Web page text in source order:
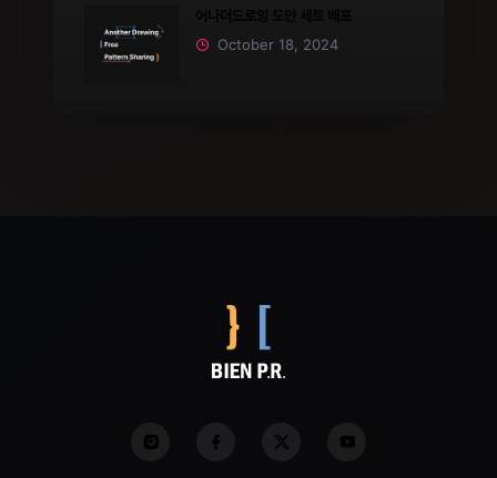
October 18, 2024